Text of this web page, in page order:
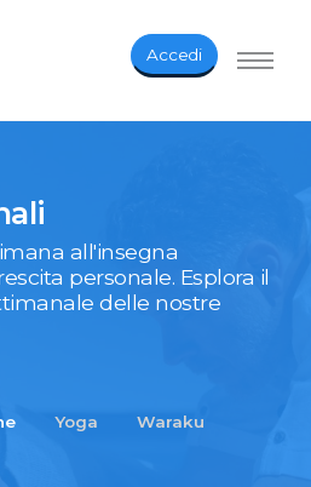
Accedi
all'insegna
personale. Esplora il
delle nostre
Yoga Waraku